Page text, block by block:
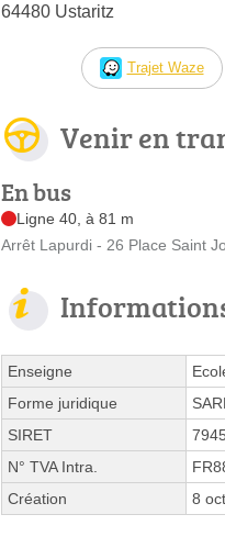
64480 Ustaritz
Trajet Waze
Venir en
En bus
Ligne 40, à 81 m
Arrêt Lapurdi - 26 Place Saint
Enseigne
Forme juridique
SARL
SIRET
N° TVA Intra.
Création
8